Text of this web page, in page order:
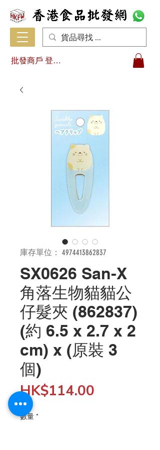
批發商戶 登入/註冊
庫存單位： 4974413862837
SX0626 San-X
角落生物貓貓公
仔髮夾 (862837)
(約 6.5 x 2.7 x 2
cm) x (原裝 3
個)
HK$114.00
數量 *